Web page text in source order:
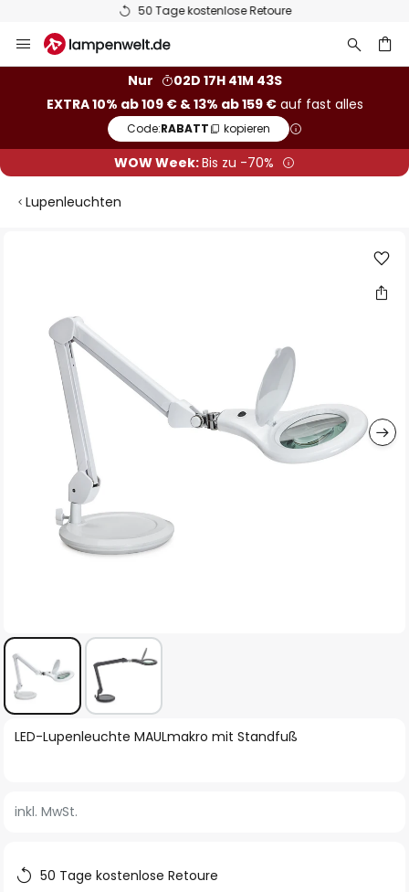
50 Tage kostenlose Retoure
Inhalt
Nur
02D 17H 41M 43S
EXTRA 10% ab 109 € & 13% ab 159 €auf fast alles
Code:RABATT kopieren
WOW Week:Bis zu -70%
Lupenleuchten
springen
Zum
springen
LED-Lupenleuchte MAULmakro mit Standfuß
inkl. MwSt.
50 Tage kostenlose Retoure